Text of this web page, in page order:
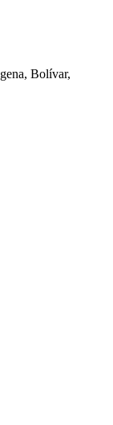
Bolívar,